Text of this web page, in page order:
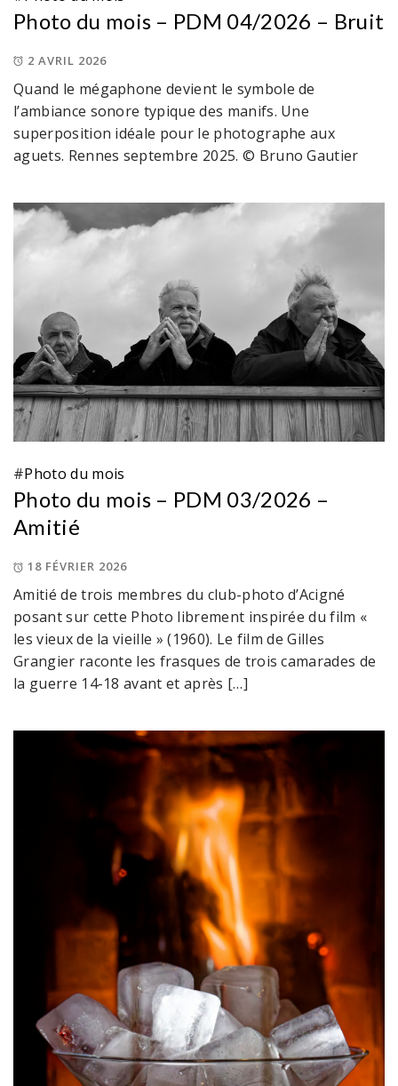
Photo du mois – PDM 04/2026 – Bruit
2 AVRIL 2026
Quand le mégaphone devient le symbole de
l’ambiance sonore typique des manifs. Une
superposition idéale pour le photographe aux
aguets. Rennes septembre 2025. © Bruno Gautier
#Photo du mois
Photo du mois – PDM 03/2026 –
Amitié
18 FÉVRIER 2026
Amitié de trois membres du club-photo d’Acigné
posant sur cette Photo librement inspirée du film «
les vieux de la vieille » (1960). Le film de Gilles
Grangier raconte les frasques de trois camarades de
la guerre 14-18 avant et après […]